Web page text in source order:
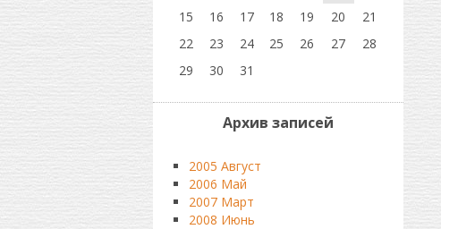
15
16 17 18 19 20
21
22
23 24 25 26 27
28
29
30 31
Архив записей
2005 Август
2006 Май
2007 Март
2008 Июнь